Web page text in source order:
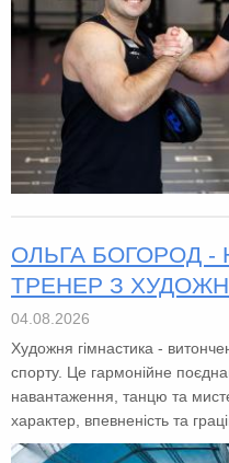
ОЛЬГА БОГОРОД -
ТРЕНЕР З
04.08.2026
Художня гімнастика -
спорту. Це гармонійне
навантаження, танцю та
характер, впевненість та